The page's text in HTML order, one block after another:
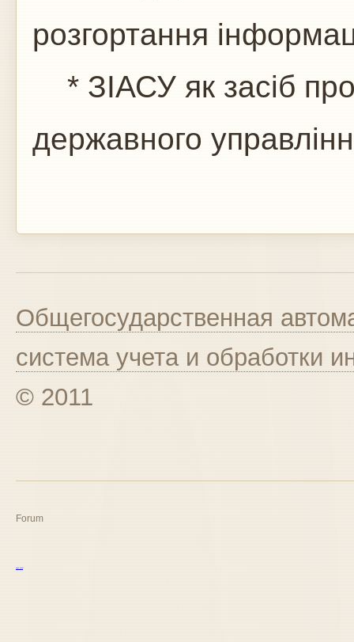
розгортання
* ЗІАСУ як засіб
державного
Общегосударственная
система учета и обработки
© 2011
Forum
курс excel